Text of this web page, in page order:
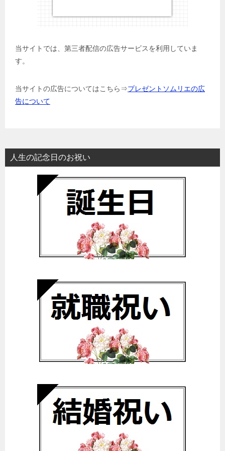
当サイトでは、第三者配信の広告サービスを利用していま
す。
当サイトの広告についてはこちら⇒プレゼントソムリエの広
告について
人生の記念日のお祝い